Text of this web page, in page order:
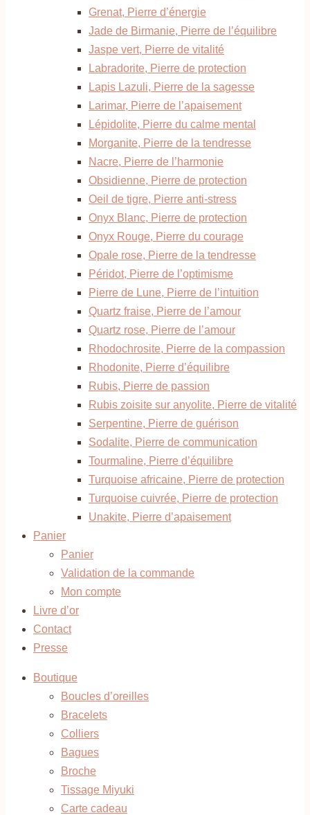
Grenat, Pierre d’énergie
Jade de Birmanie, Pierre de l’équilibre
Jaspe vert, Pierre de vitalité
Labradorite, Pierre de protection
Lapis Lazuli, Pierre de la sagesse
Larimar, Pierre de l’apaisement
Lépidolite, Pierre du calme mental
Morganite, Pierre de la tendresse
Nacre, Pierre de l’harmonie
Obsidienne, Pierre de protection
Oeil de tigre, Pierre anti-stress
Onyx Blanc, Pierre de protection
Onyx Rouge, Pierre du courage
Opale rose, Pierre de la tendresse
Péridot, Pierre de l’optimisme
Pierre de Lune, Pierre de l’intuition
Quartz fraise, Pierre de l’amour
Quartz rose, Pierre de l’amour
Rhodochrosite, Pierre de la compassion
Rhodonite, Pierre d’équilibre
Rubis, Pierre de passion
Rubis zoisite sur anyolite, Pierre de vitalité
Serpentine, Pierre de guérison
Sodalite, Pierre de communication
Tourmaline, Pierre d’équilibre
Turquoise africaine, Pierre de protection
Turquoise cuivrée, Pierre de protection
Unakite, Pierre d’apaisement
Panier
Panier
Validation de la commande
Mon compte
Livre d’or
Contact
Presse
Boutique
Boucles d’oreilles
Bracelets
Colliers
Bagues
Broche
Tissage Miyuki
Carte cadeau